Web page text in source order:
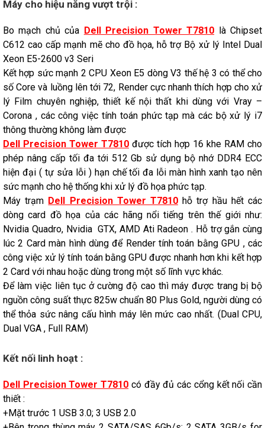
Máy cho hiệu năng vượt trội :
Bo mạch chủ của Dell Precision Tower T7810 là Chipset
C612 cao cấp mạnh mẽ cho đồ họa, hỗ trợ Bộ xử lý Intel Dual
Xeon E5-2600 v3 Seri
Kết hợp sức mạnh 2 CPU Xeon E5 dòng V3 thế hệ 3 có thể cho
số Core và luồng lên tới 72, Render cực nhanh thích hợp cho xử
lý Film chuyên nghiệp, thiết kế nội thất khi dùng với Vray –
Corona , các công việc tính toán phức tạp mà các bộ xử lý i7
thông thường không làm được
Dell Precision Tower T7810 được tích hợp 16 khe RAM cho
phép nâng cấp tối đa tới 512 Gb sử dụng bộ nhớ DDR4 ECC
hiện đại ( tự sửa lỗi ) hạn chế tối đa lỗi màn hình xanh tạo nên
sức mạnh cho hệ thống khi xử lý đồ họa phức tạp.
Máy trạm Dell Precision Tower T7810 hỗ trợ hầu hết các
dòng card đồ họa của các hãng nổi tiếng trên thế giới như:
Nvidia Quadro, Nvidia GTX, AMD Ati Radeon . Hỗ trợ gắn cùng
lúc 2 Card màn hình dùng để Render tính toán bằng GPU , các
công việc xử lý tính toán bằng GPU được nhanh hơn khi kết hợp
2 Card với nhau hoặc dùng trong một số lĩnh vực khác.
Để làm việc liên tục ở cường độ cao thì máy được trang bị bộ
nguồn công suất thực 825w chuẩn 80 Plus Gold, người dùng có
thể thỏa sức nâng cấu hình máy lên mức cao nhất. (Dual CPU,
Dual VGA , Full RAM)
Kết nối linh hoạt :
Dell Precision Tower T7810 có đầy đủ các cổng kết nối cần
thiết :
+Mặt trước 1 USB 3.0; 3 USB 2.0